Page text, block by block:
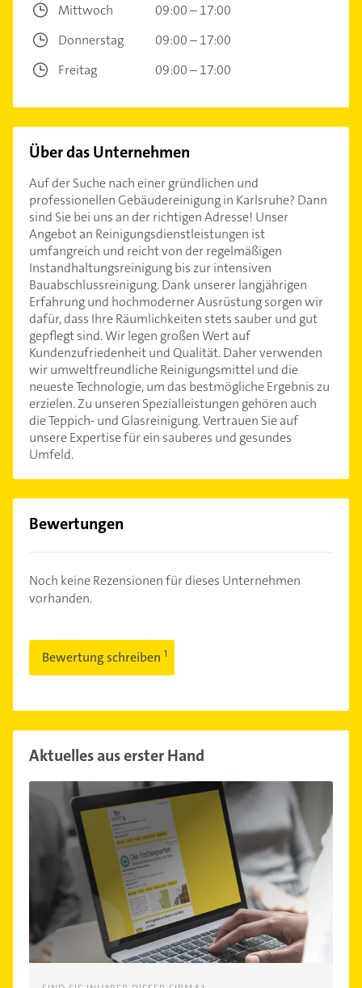
Mittwoch
09:00 – 17:00
Donnerstag
09:00 – 17:00
Freitag
09:00 – 17:00
Über das Unternehmen
Auf der Suche nach einer gründlichen und
professionellen Gebäudereinigung in Karlsruhe? Dann
sind Sie bei uns an der richtigen Adresse! Unser
Angebot an Reinigungsdienstleistungen ist
umfangreich und reicht von der regelmäßigen
Instandhaltungsreinigung bis zur intensiven
Bauabschlussreinigung. Dank unserer langjährigen
Erfahrung und hochmoderner Ausrüstung sorgen wir
dafür, dass Ihre Räumlichkeiten stets sauber und gut
gepflegt sind. Wir legen großen Wert auf
Kundenzufriedenheit und Qualität. Daher verwenden
wir umweltfreundliche Reinigungsmittel und die
neueste Technologie, um das bestmögliche Ergebnis zu
erzielen. Zu unseren Spezialleistungen gehören auch
die Teppich- und Glasreinigung. Vertrauen Sie auf
unsere Expertise für ein sauberes und gesundes
Umfeld.
Bewertungen
Noch keine Rezensionen für dieses Unternehmen
vorhanden.
Bewertung schreiben
Aktuelles aus erster Hand